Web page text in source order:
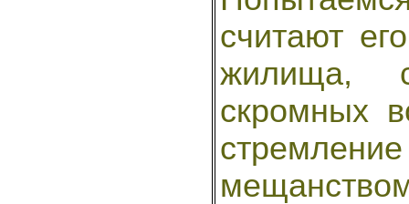
считают
жилища,
скромных